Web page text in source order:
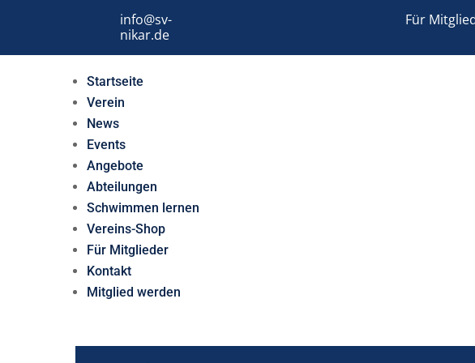
info@sv-
nikar.de
Für
Startseite
Verein
News
Events
Angebote
Abteilungen
Schwimmen lernen
Vereins-Shop
Für Mitglieder
Kontakt
Mitglied werden